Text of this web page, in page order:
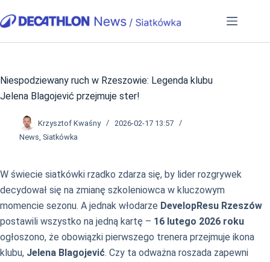
do
Niespodziewany ruch w Rzeszowie: Legenda klubu
Jelena Blagojević przejmuje ster!
Krzysztof Kwaśny
2026-02-17 13:57
News, Siatkówka
W świecie siatkówki rzadko zdarza się, by lider rozgrywek
decydował się na zmianę szkoleniowca w kluczowym
momencie sezonu. A jednak włodarze DevelopResu Rzeszów
postawili wszystko na jedną kartę – 16 lutego 2026 roku
ogłoszono, że obowiązki pierwszego trenera przejmuje ikona
klubu, Jelena Blagojević. Czy ta odważna roszada zapewni